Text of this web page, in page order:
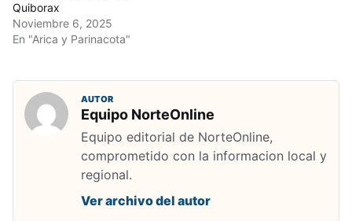
Quiborax
Noviembre 6, 2025
En "Arica y Parinacota"
AUTOR
Equipo NorteOnline
Equipo editorial de NorteOnline,
comprometido con la informacion local y
regional.
Ver archivo del autor